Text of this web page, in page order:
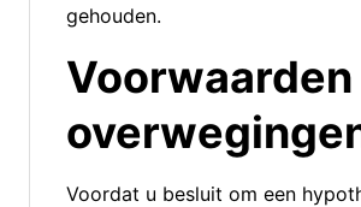
gehouden.
Voorwaarden
Voordat u besluit om een